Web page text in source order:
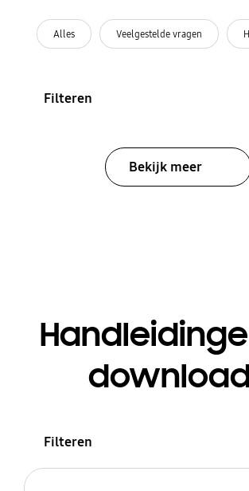
Alles Veelgestelde vragen
Filteren
Bekijk meer
Filteren